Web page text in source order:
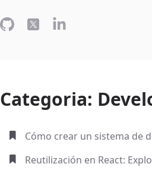
Categoria:
Cómo crear un sistema de
Reutilización en React: